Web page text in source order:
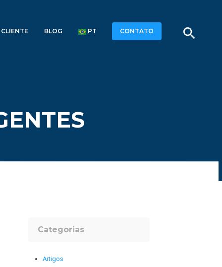
search
CONTATO
BLOG PT
Categorias
Artigos